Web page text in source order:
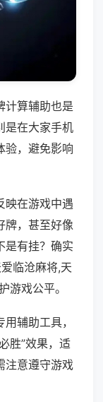
计算辅助也是
是在大家手机
验，避免影响
映在游戏中遇
牌，甚至好像
是有挂？确实
临沧麻将,天
游戏公平。
辅助工具，
胜”效果，适
注意遵守游戏